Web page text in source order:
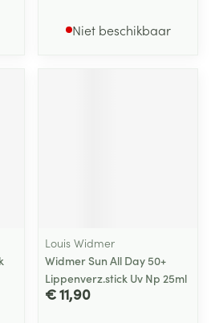
Niet beschikbaar
Louis Widmer
Widmer Sun All Day 50+
Lippenverz.stick Uv Np 25ml
€ 11,90